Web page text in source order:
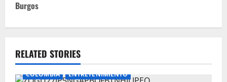
a
v
i
Burgos
RELATED STORIES
COLOMBIA ENTRETENIMIENTO